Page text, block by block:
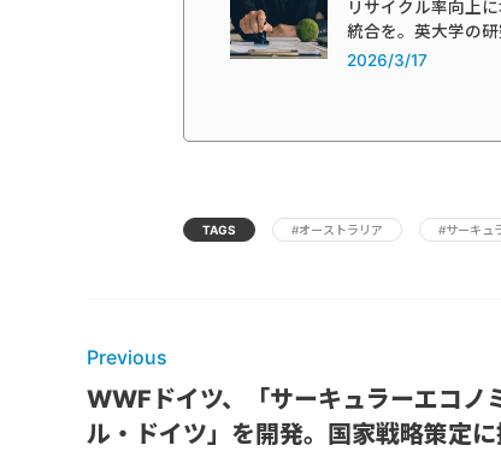
リサイクル率向上
統合を。英大学の研
2026/3/17
TAGS #オーストラリア #サーキュ
Previous
WWFドイツ、「サーキュラーエコノ
ル・ドイツ」を開発。国家戦略策定